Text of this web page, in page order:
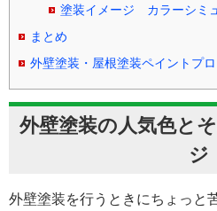
塗装イメージ カラーシミ
まとめ
外壁塗装・屋根塗装ペイントプ
外壁塗装の人気色と
ジ
外壁塗装を行うときにちょっと